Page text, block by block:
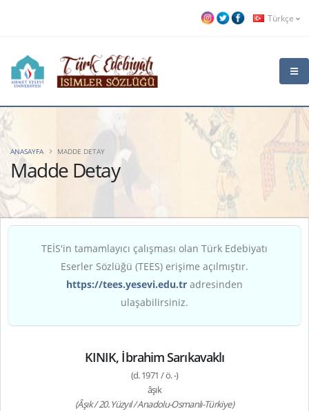
Türkçe
Madde Detay
ANASAYFA MADDE DETAY
TEİS'in tamamlayıcı çalışması olan Türk Edebiyatı
Eserler Sözlüğü (TEES) erişime açılmıştır.
https://tees.yesevi.edu.tr adresinden
ulaşabilirsiniz.
KINIK, İbrahim Sarıkavaklı
(d. 1971 / ö. -)
âşık
(Âşık / 20. Yüzyıl / Anadolu-Osmanlı-Türkiye)